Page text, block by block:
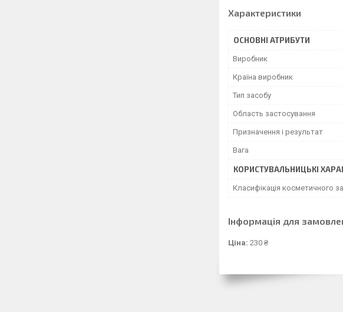
Характеристики
ОСНОВНІ АТРИБУТИ
Виробник
Країна виробник
Тип засобу
Область застосування
Призначення і результат
Вага
КОРИСТУВАЛЬНИЦЬКІ
Класифікація косметичного
Інформація для
Ціна: 230 ₴